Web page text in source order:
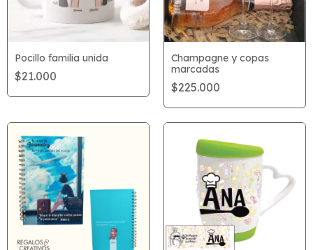
Pocillo familia unida
$21.000
Champagne y copas
marcadas
$225.000